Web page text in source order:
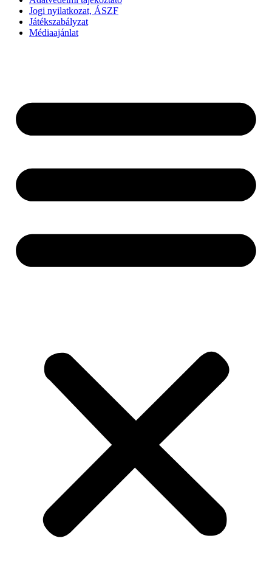
Jogi nyilatkozat, ÁSZF
Játékszabályzat
Médiaajánlat